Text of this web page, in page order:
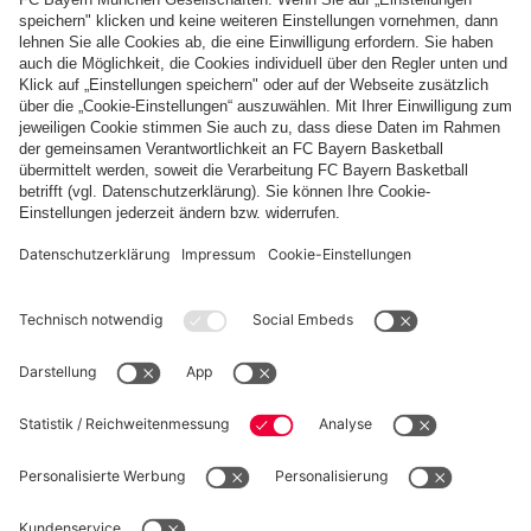
Bundesliga, 18. Spieltag
SAMSTAG, 31.01.
PARTNER
fcbayern.com Basketball